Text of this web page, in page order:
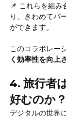
📌 これらを組み
り、きわめてパ
ができます。
このコラボレー
く効率性を向上
4. 旅行者
好むのか？
デジタルの世界